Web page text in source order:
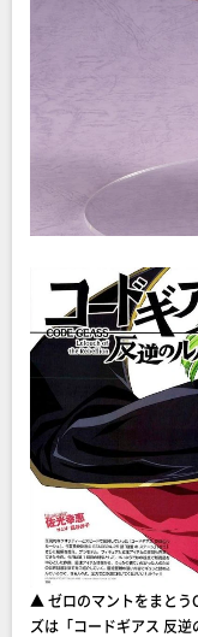
▲ ゼロのマントをまとう
ズは「コードギアス 反